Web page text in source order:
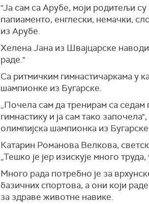
"Ја сам са Арубе, моји родитељи
папиаменто, енглески, немачки,
из Арубе.
Хелена Јана из Швајцарске
раде."
Са ритмичким гимнастичаркама у
шампионке из Бугарске.
„Почела сам да тренирам са седам
гимнастику и ја сам тако
олимпијска шампионка из
Катарин Романова Велкова,
„Тешко је јер изискује много
Много рада потребно је за
базичних спортова, а они који
за здраве животне навике.